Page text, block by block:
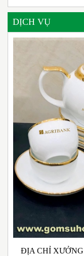
DỊCH VỤ
ĐỊA CHỈ